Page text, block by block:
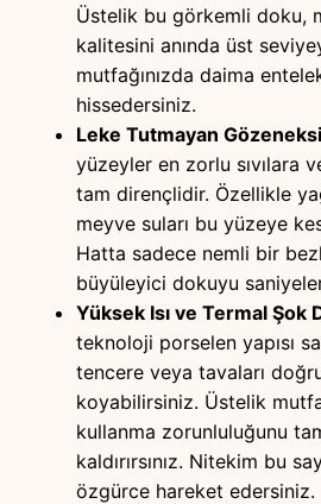
Üstelik bu görkemli doku,
kalitesini anında üst
mutfağınızda daima
hissedersiniz.
Leke Tutmayan
yüzeyler en zorlu sıvılara
tam dirençlidir. Özellikle
meyve suları bu yüzeye
Hatta sadece nemli bir
büyüleyici dokuyu
Yüksek Isı ve Termal Şok
teknoloji porselen yapısı
tencere veya tavaları
koyabilirsiniz. Üstelik
kullanma zorunluluğunu
kaldırırsınız. Nitekim bu
özgürce hareket edersiniz.